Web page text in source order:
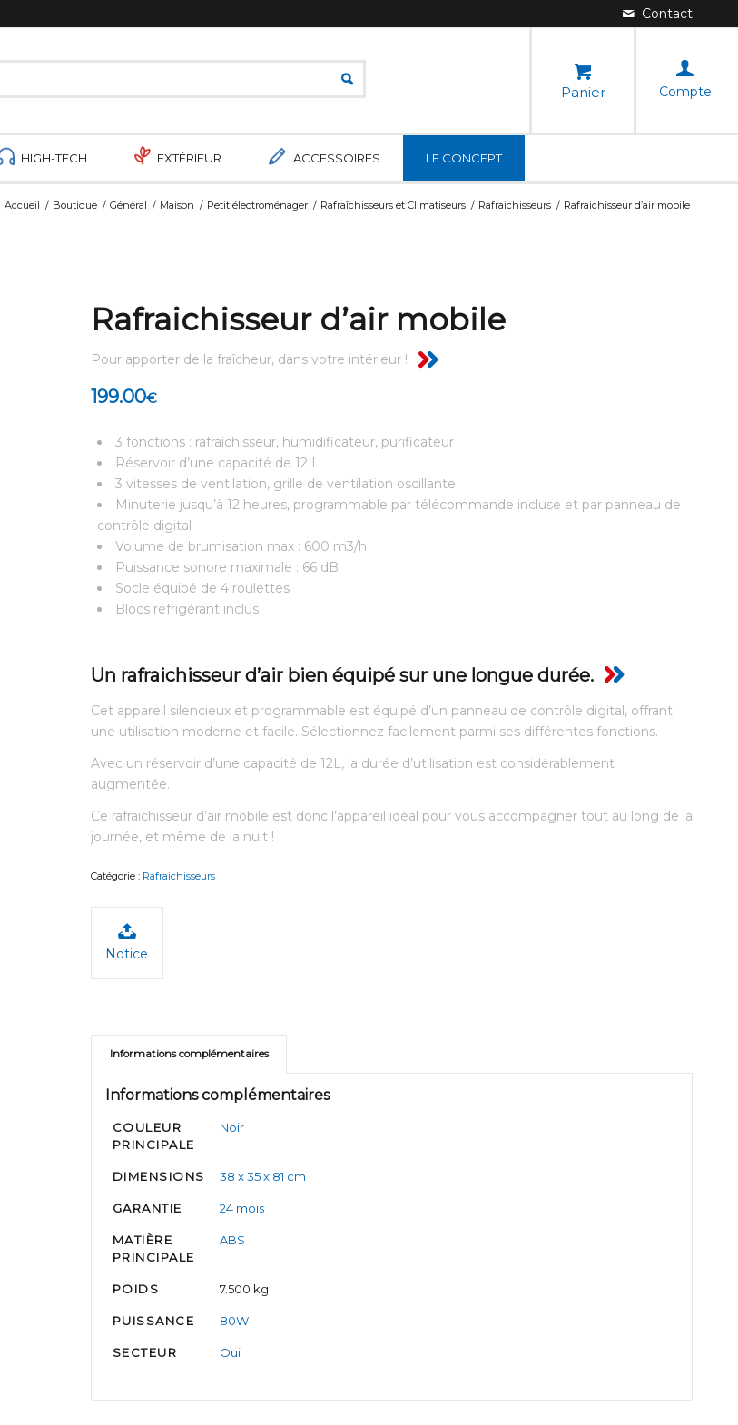
Panier Compte
HIGH-TECH EXTÉRIEUR ACCESSOIRES LE CONCEPT
Accueil / Boutique / Général / Maison / Petit électroménager / Rafraîchisseurs et Climatiseurs / Rafraichisseurs / Rafraichisseur d’air mobile
Rafraichisseur d’air mobile
Pour apporter de la fraîcheur, dans votre intérieur !
199.00€
3 fonctions : rafraîchisseur, humidificateur, purificateur
Réservoir d’une capacité de 12 L
3 vitesses de ventilation, grille de ventilation oscillante
Minuterie jusqu’à 12 heures, programmable par télécommande incluse et par panneau de
contrôle digital
Volume de brumisation max : 600 m3/h
Puissance sonore maximale : 66 dB
Socle équipé de 4 roulettes
Blocs réfrigérant inclus
Un rafraichisseur d’air bien équipé sur une longue durée.
Cet appareil silencieux et programmable est équipé d’un panneau de contrôle digital, offrant
une utilisation moderne et facile. Sélectionnez facilement parmi ses différentes fonctions.
Avec un réservoir d’une capacité de 12L, la durée d’utilisation est considérablement
augmentée.
Ce rafraichisseur d’air mobile est donc l’appareil idéal pour vous accompagner tout au long de la
journée, et même de la nuit !
Catégorie : Rafraichisseurs
Notice
Informations complémentaires
Informations complémentaires
COULEUR
PRINCIPALE
Noir
DIMENSIONS 38 x 35 x 81 cm
GARANTIE 24 mois
MATIÈRE
PRINCIPALE
ABS
POIDS 7.500 kg
PUISSANCE 80W
SECTEUR Oui